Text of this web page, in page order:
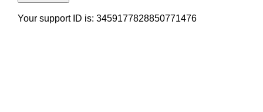
Your support ID is: 3459177828850771476